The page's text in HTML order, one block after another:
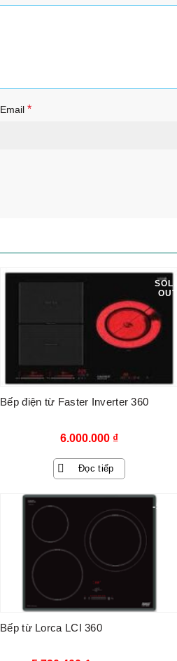
Email *
SOLD
OUT
Bếp điện từ Faster Inverter 360
6.000.000 ₫
Đọc tiếp
-55%
Bếp từ Lorca LCI 360